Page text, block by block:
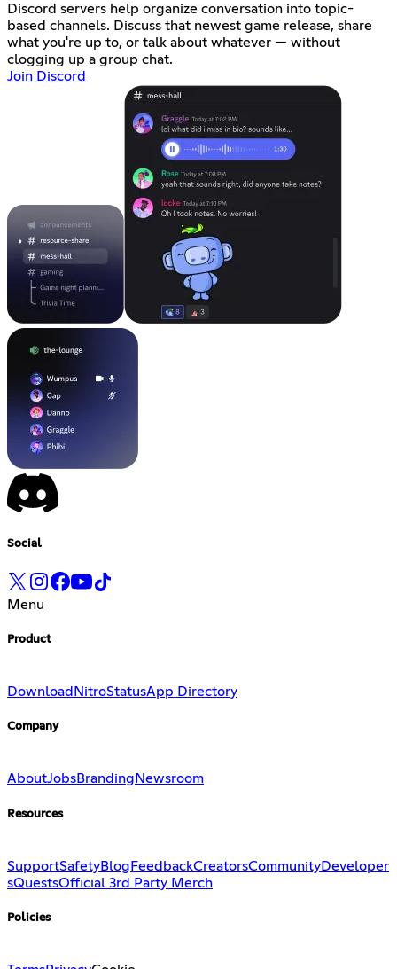
Discord servers help organize conversation into topic-
based channels. Discuss that newest game release, share
what you're up to, or talk about whatever — without
clogging up a group chat.
Join Discord
Social
Menu
Product
Download NitroStatusApp Directory
Company
AboutJobsBranding Newsroom
Resources
SupportSafetyBlog FeedbackCreatorsCommunityDeveloper
sQuestsOfficial 3rd Party Merch
Policies